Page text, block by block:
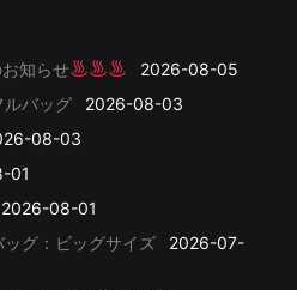
知らせ
2026-08-05
ルバッグ
2026-08-03
08-03
01
2026-08-01
グ：ビッグサイズ
2026-07-